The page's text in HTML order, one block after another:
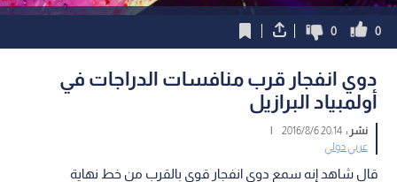
0
0
دوي انفجار قرب منافسات الدراجات في
أولمبياد البرازيل
نشر :20:14 2016/8/6
|
عربي دولي
قال شاهد إنه سمع دوي انفجار قوي بالقرب من خط نهاية